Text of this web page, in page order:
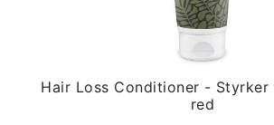
Hair Loss Conditioner -
red